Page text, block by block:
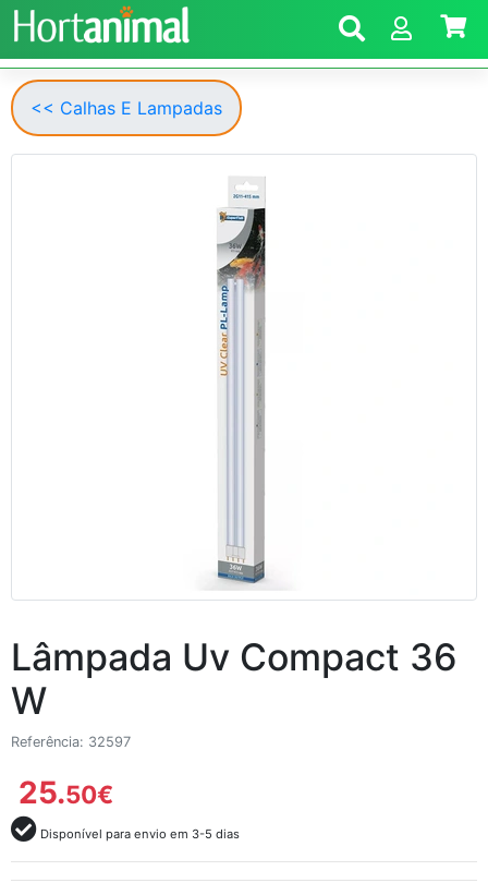
<< Calhas E Lampadas
Lâmpada Uv Compact 36
W
Referência: 32597
25.50€
Disponível para envio em 3-5 dias